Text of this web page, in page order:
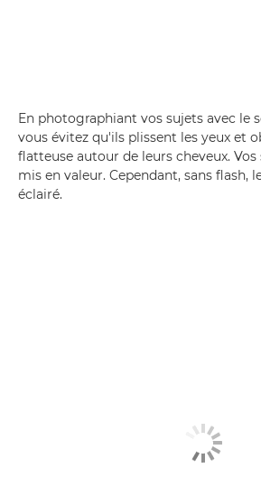
En photographiant vos sujets avec le
vous évitez qu'ils plissent les yeux et
flatteuse autour de leurs cheveux.
mis en valeur. Cependant, sans flash,
éclairé.